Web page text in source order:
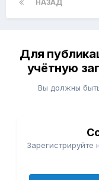
НАЗАД
Для
учётную
Вы должны